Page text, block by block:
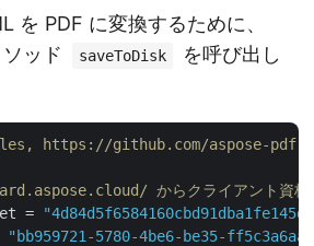
を PDF に変換するために、
ッド
saveToDisk
を呼び出し
https://github.com/aspose-pdf-
からクライアント資格
=
"bb959721-5780-4be6-be35-